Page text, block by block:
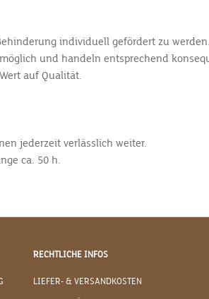
individuell gefördert zu werden.
und handeln entsprechend
auf Qualität.
jederzeit verlässlich weiter.
ca. 50 h.
RECHTLICHE INFOS
LIEFER- & VERSANDKOSTEN